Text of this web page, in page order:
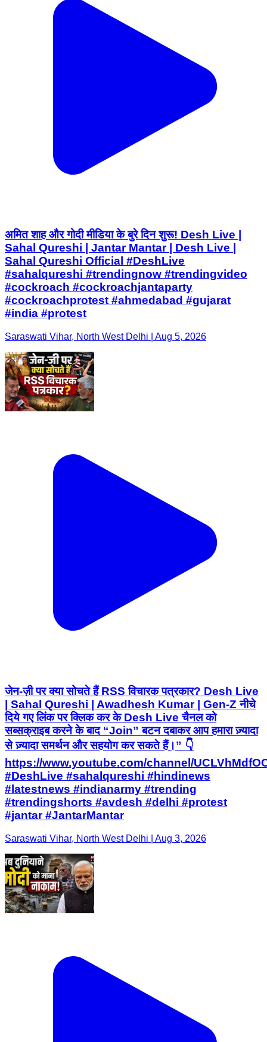
अमित शाह और गोदी मीडिया के बुरे दिन शुरू! Desh Live |
Sahal Qureshi | Jantar Mantar | Desh Live |
Sahal Qureshi Official #DeshLive
#sahalqureshi #trendingnow #trendingvideo
#cockroach #cockroachjantaparty
#cockroachprotest #ahmedabad #gujarat
#india #protest
Saraswati Vihar, North West Delhi | Aug 5, 2026
जेन-ज़ी पर क्या सोचते हैं RSS विचारक पत्रकार? Desh Live
| Sahal Qureshi | Awadhesh Kumar | Gen-Z नीचे
दिये गए लिंक पर क्लिक कर के Desh Live चैनल को
सब्सक्राइब करने के बाद “Join” बटन दबाकर आप हमारा ज़्यादा
से ज़्यादा समर्थन और सहयोग कर सकते हैं।” 👇
https://www.youtube.com/channel/
#DeshLive #sahalqureshi #hindinews
#latestnews #indianarmy #trending
#trendingshorts #avdesh #delhi #protest
#jantar #JantarMantar
Saraswati Vihar, North West Delhi | Aug 3, 2026